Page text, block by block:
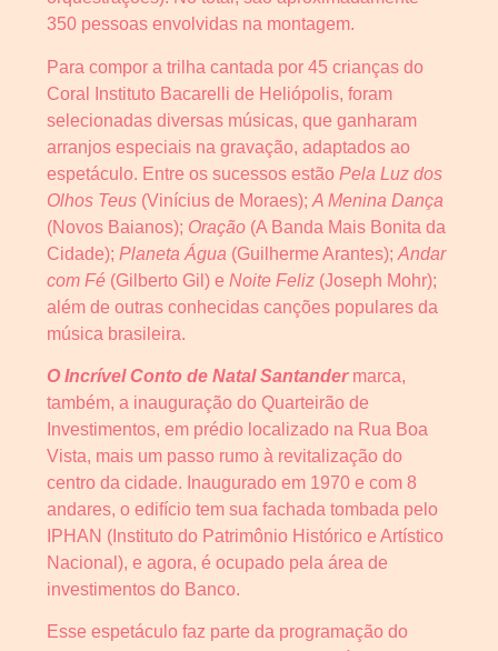
350 pessoas envolvidas na montagem.
Para compor a trilha cantada por 45 crianças do
Coral Instituto Bacarelli de Heliópolis, foram
selecionadas diversas músicas, que ganharam
arranjos especiais na gravação, adaptados ao
espetáculo. Entre os sucessos estão Pela Luz dos
Olhos Teus (Vinícius de Moraes); A Menina Dança
(Novos Baianos); Oração (A Banda Mais Bonita da
Cidade); Planeta Água (Guilherme Arantes); Andar
com Fé (Gilberto Gil) e Noite Feliz (Joseph Mohr);
além de outras conhecidas canções populares da
música brasileira.
O Incrível Conto de Natal Santandermarca,
também, a inauguração do Quarteirão de
Investimentos, em prédio localizado na Rua Boa
Vista, mais um passo rumo à revitalização do
centro da cidade. Inaugurado em 1970 e com 8
andares, o edifício tem sua fachada tombada pelo
IPHAN (Instituto do Patrimônio Histórico e Artístico
Nacional), e agora, é ocupado pela área de
investimentos do Banco.
Esse espetáculo faz parte da programação do